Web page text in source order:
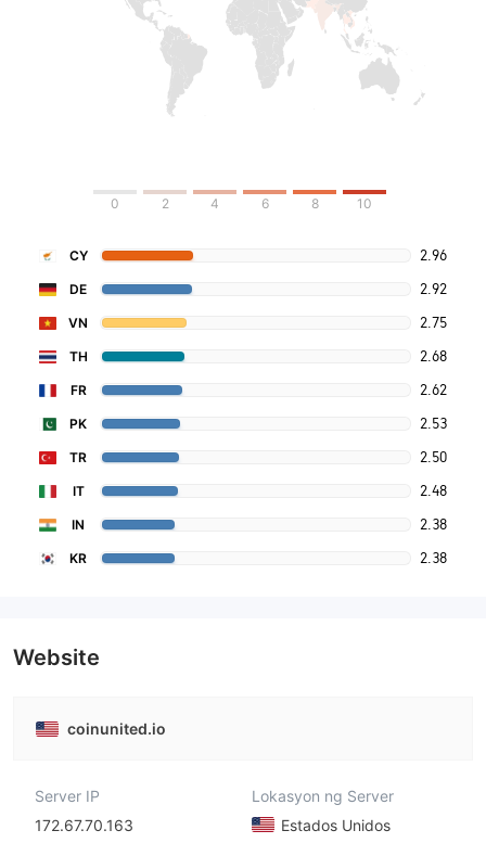
0 2 4 6 8 10
CY 2.96
DE 2.92
VN 2.75
TH 2.68
FR 2.62
PK 2.53
TR 2.50
IT 2.48
IN 2.38
KR 2.38
Website
coinunited.io
Server IP
172.67.70.163
Lokasyon ng Server
Estados Unidos